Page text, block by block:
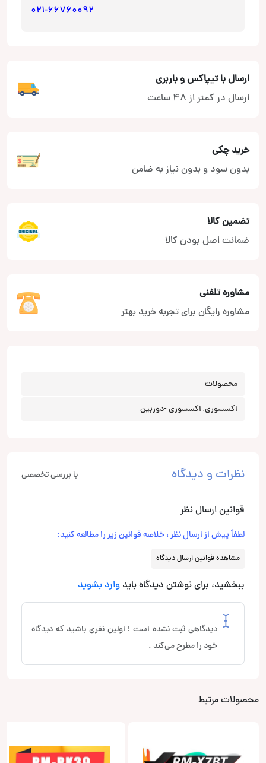
021-66760092
ارسال با تیپاکس و باربری
ارسال در کمتر از 48 ساعت
خرید چکی
بدون سود و بدون نیاز به ضامن
تضمین کالا
ضمانت اصل بودن کالا
مشاوره تلفنی
مشاوره رایگان برای تجربه خرید بهتر
محصولات
اکسسوری, اکسسوری -دوربین
نظرات و دیدگاه با بررسی تخصصی
قوانین ارسال نظر
لطفاً پیش از ارسال نظر ، خلاصه قوانین زیر را مطالعه کنید:
مشاهده قوانین ارسال دیدگاه
ببخشید، برای نوشتن دیدگاه باید وارد بشوید
دیدگاهی ثبت نشده است ! اولین نفری باشید که دیدگاه
خود را مطرح می‌کند .
محصولات مرتبط